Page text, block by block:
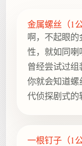
金属螺丝（1
啊，不起眼
性，就如同
曾经尝试过组
你就会知道
代侦探剧式的
的精彩旅程。
一根钉子（1